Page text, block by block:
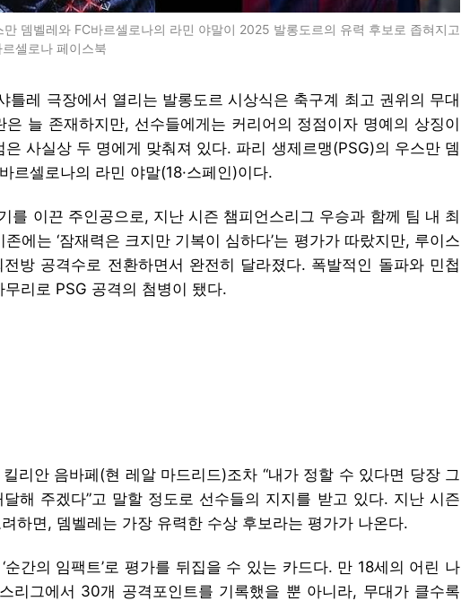
뎀벨레와 FC바르셀로나의 라민 야말이 2025 발롱도르의 유력 후보로 좁혀지고
셀로나 페이스북
틀레 극장에서 열리는 발롱도르 시상식은 축구계 최고 권위의 무대
은 늘 존재하지만, 선수들에게는 커리어의 정점이자 명예의 상징이
사실상 두 명에게 맞춰져 있다. 파리 생제르맹(PSG)의 우스만 뎀
르셀로나의 라민 야말(18·스페인)이다.
를 이끈 주인공으로, 지난 시즌 챔피언스리그 우승과 함께 팀 내 최
에는 ‘잠재력은 크지만 기복이 심하다’는 평가가 따랐지만, 루이스
방 공격수로 전환하면서 완전히 달라졌다. 폭발적인 돌파와 민첩
리로 PSG 공격의 첨병이 됐다.
리안 음바페(현 레알 마드리드)조차 “내가 정할 수 있다면 당장 그
해 주겠다”고 말할 정도로 선수들의 지지를 받고 있다. 지난 시즌
하면, 뎀벨레는 가장 유력한 수상 후보라는 평가가 나온다.
순간의 임팩트’로 평가를 뒤집을 수 있는 카드다. 만 18세의 어린 나
리그에서 30개 공격포인트를 기록했을 뿐 아니라, 무대가 클수록